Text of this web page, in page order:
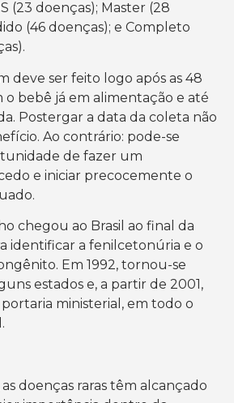
(23 doenças); Master (28
(46 doenças); e Completo
deve ser feito logo após as 48
o bebê já em alimentação e até
Postergar a data da coleta não
Ao contrário: pode-se
de fazer um
e iniciar precocemente o
chegou ao Brasil ao final da
identificar a fenilcetonúria e o
Em 1992, tornou-se
estados e, a partir de 2001,
ministerial, em todo o
doenças raras têm alcançado